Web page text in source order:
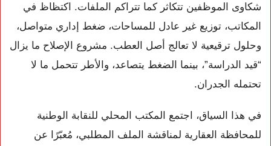
شكاوى الموظفين تتكاثر كما تتراكم الملفات. اكتظاظ في
المكاتب، توزيع غير عادل للمساحات، ضغط إداري متواصل،
وحلول ترقيعية لا تعالج أصل العطب. مشروع الإصلاح ما يزال
“قيد الدراسة”، بينما الضغط يتصاعد، والأطر تتحمل ما لا
تحتمله الجدران.
في هذا السياق، اجتمع المكتب المحلي للنقابة الوطنية
للمحافظة العقارية لمناقشة الملف المطلبي، مُعبّرًا عن